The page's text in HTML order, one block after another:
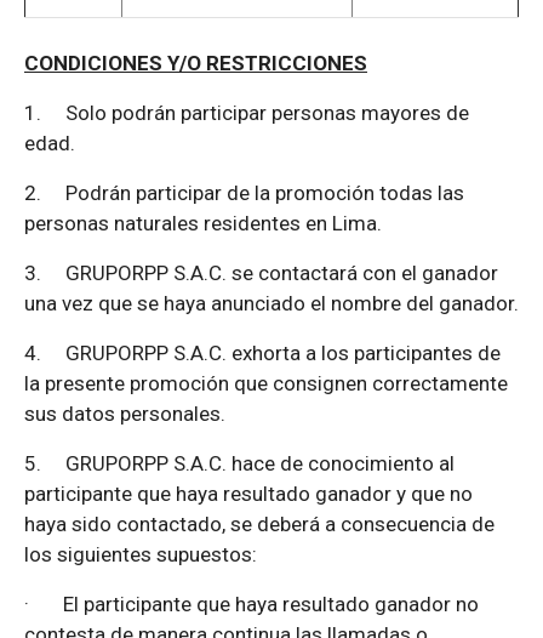
CONDICIONES Y/O RESTRICCIONES
1. Solo podrán participar personas mayores de
edad.
2. Podrán participar de la promoción todas las
personas naturales residentes en Lima.
3. GRUPORPP S.A.C. se contactará con el ganador
una vez que se haya anunciado el nombre del ganador.
4. GRUPORPP S.A.C. exhorta a los participantes de
la presente promoción que consignen correctamente
sus datos personales.
5. GRUPORPP S.A.C. hace de conocimiento al
participante que haya resultado ganador y que no
haya sido contactado, se deberá a consecuencia de
los siguientes supuestos:
· El participante que haya resultado ganador no